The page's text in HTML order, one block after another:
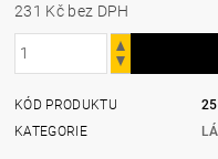
231 Kč bez DPH
KÓD PRODUKTU
KATEGORIE